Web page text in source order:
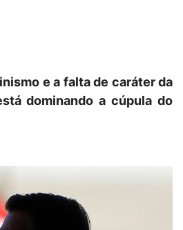
e a falta de caráter da
dominando a cúpula do